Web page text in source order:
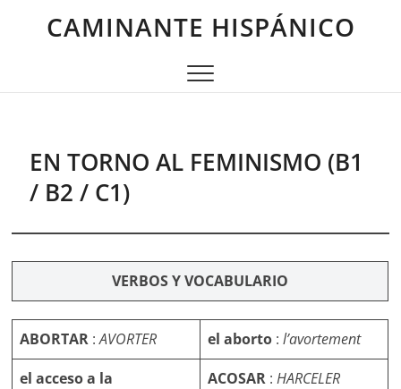
CAMINANTE HISPÁNICO
EN TORNO AL FEMINISMO (B1
/ B2 / C1)
VERBOS Y VOCABULARIO
ABORTAR :AVORTER el aborto :l’avortement
el acceso a la
ACOSAR :HARCELER